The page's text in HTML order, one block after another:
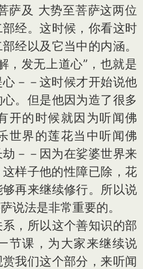
萨及 大势至菩萨这两位
经。这时候，你看这时
经以及它当中的内涵。
，发无上道心”，也就是
－－这时候才开始说他
。但是他因为造了很多
开的时候就因为听闻佛
世界的莲花当中听闻佛
－－因为在娑婆世界来
样子他的性障已除，花
再来继续修行。所以说
说法是非常重要的。
，所以这个善知识的部
节课，为大家来继续说
我们这个部分，来听闻